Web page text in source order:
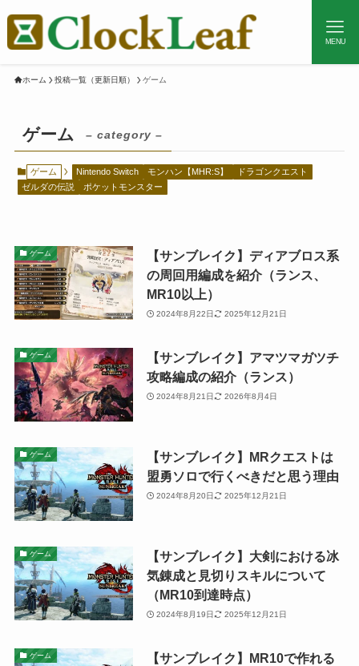
MENU
ホーム 投稿一覧（更新日順） ゲーム
ゲーム – category –
ゲーム Nintendo Switch モンハン【MHR:S】
ドラゴンクエスト
ゼルダの伝説
ポケットモンスター
ゲーム
【サンブレイク】ディアブロス系
の周回用編成を紹介（ランス、
MR10以上）
2024年8月22日 2025年12月21日
ゲーム
【サンブレイク】アマツマガツチ
攻略編成の紹介（ランス）
2024年8月21日 2026年8月4日
ゲーム
【サンブレイク】MRクエストは
盟勇ソロで行くべきだと思う理由
2024年8月20日 2025年12月21日
ゲーム
【サンブレイク】大剣における冰
気錬成と見切りスキルについて
（MR10到達時点）
2024年8月19日 2025年12月21日
ゲーム
【サンブレイク】MR10で作れる